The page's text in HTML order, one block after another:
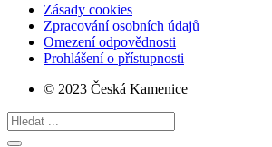
Zásady cookies
Zpracování osobních údajů
Omezení odpovědnosti
Prohlášení o přístupnosti
© 2023 Česká Kamenice
Search
...